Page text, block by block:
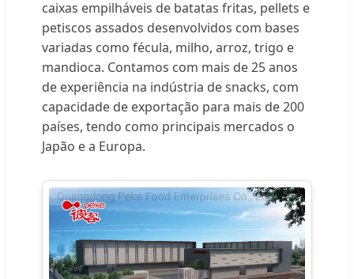
caixas empilháveis de batatas fritas, pellets e
petiscos assados desenvolvidos com bases
variadas como fécula, milho, arroz, trigo e
mandioca. Contamos com mais de 25 anos
de experiência na indústria de snacks, com
capacidade de exportação para mais de 200
países, tendo como principais mercados o
Japão e a Europa.